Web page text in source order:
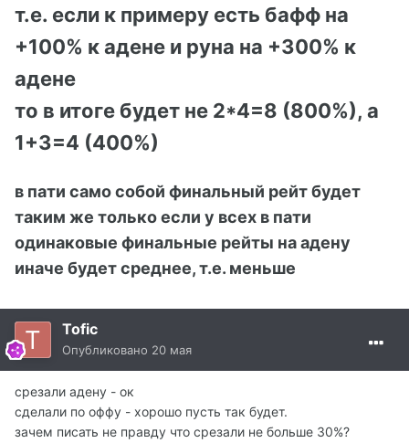
т.е. если к примеру есть бафф на
+100% к адене и руна на +300% к
адене
то в итоге будет не 2*4=8 (800%), а
1+3=4 (400%)
в пати само собой финальный рейт будет
таким же только если у всех в пати
одинаковые финальные рейты на адену
иначе будет среднее, т.е. меньше
Tofic
Опубликовано 20 мая
срезали адену - ок
сделали по оффу - хорошо пусть так будет.
зачем писать не правду что срезали не больше 30%?